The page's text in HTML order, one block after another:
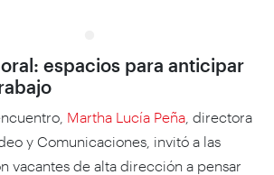
espacios para anticipar
Martha Lucía Peña , directora
y Comunicaciones, invitó a las
vacantes de alta dirección a pensar